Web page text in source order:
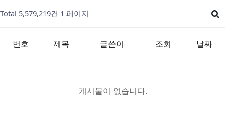
Total 5,579,219건 1 페이지
번호 제목 글쓴이 조회 날짜
게시물이 없습니다.